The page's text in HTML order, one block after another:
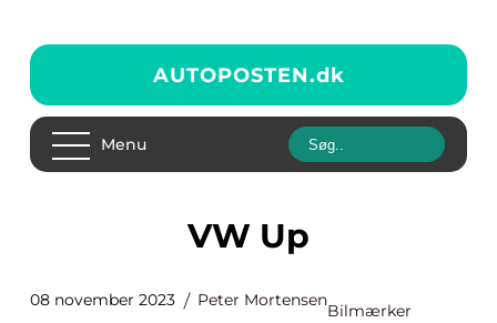
AUTOPOSTEN.dk
Menu
VW Up
08 november 2023 Peter Mortensen
Bilmærker